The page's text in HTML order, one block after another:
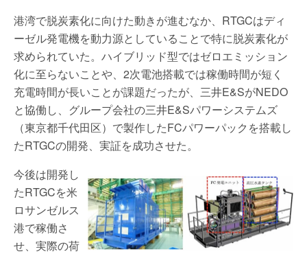
港湾で脱炭素化に向けた動きが進むなか、RTGCはディ
ーゼル発電機を動力源としていることで特に脱炭素化が
求められていた。ハイブリッド型ではゼロエミッション
化に至らないことや、2次電池搭載では稼働時間が短く
充電時間が長いことが課題だったが、三井E&SがNEDO
と協働し、グループ会社の三井E&Sパワーシステムズ
（東京都千代田区）で製作したFCパワーパックを搭載し
たRTGCの開発、実証を成功させた。
今後は開発し
たRTGCを米
ロサンゼルス
港で稼働さ
せ、実際の荷